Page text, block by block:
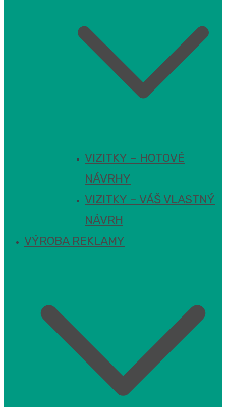
VIZITKY – HOTOVÉ
NÁVRHY
VIZITKY – VÁŠ VLASTNÝ
NÁVRH
VÝROBA REKLAMY